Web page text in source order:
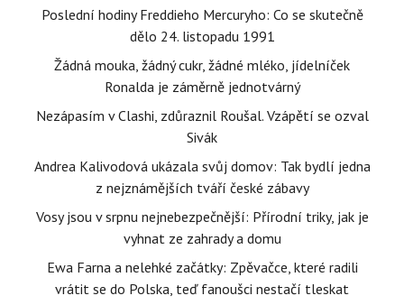
Poslední hodiny Freddieho Mercuryho: Co se skutečně
dělo 24. listopadu 1991
Žádná mouka, žádný cukr, žádné mléko, jídelníček
Ronalda je záměrně jednotvárný
Nezápasím v Clashi, zdůraznil Roušal. Vzápětí se ozval
Sivák
Andrea Kalivodová ukázala svůj domov: Tak bydlí jedna
z nejznámějších tváří české zábavy
Vosy jsou v srpnu nejnebezpečnější: Přírodní triky, jak je
vyhnat ze zahrady a domu
Ewa Farna a nelehké začátky: Zpěvačce, které radili
vrátit se do Polska, teď fanoušci nestačí tleskat